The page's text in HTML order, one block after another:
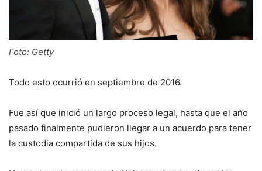
Foto: Getty
Todo esto ocurrió en septiembre de 2016.
Fue así que inició un largo proceso legal, hasta que el año
pasado finalmente pudieron llegar a un acuerdo para tener
la custodia compartida de sus hijos.